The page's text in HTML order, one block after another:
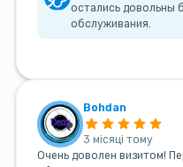
остались довольны
обслуживания.
Bohdan
3 місяці тому
Очень доволен визитом!